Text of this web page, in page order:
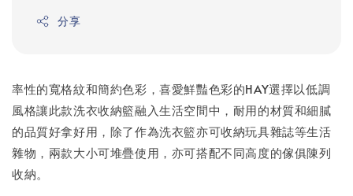
分享
率性的寬格紋和簡約色彩，喜愛鮮豔色彩的HAY選擇以低調
風格讓此款洗衣收納籃融入生活空間中，耐用的材質和細膩
的品質好拿好用，除了作為洗衣籃亦可收納玩具雜誌等生活
雜物，兩款大小可堆疊使用，亦可搭配不同高度的傢俱陳列
收納。